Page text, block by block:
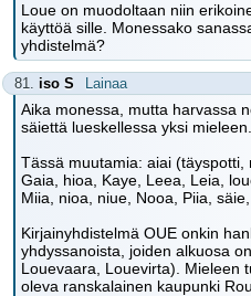
Loue on muodoltaan niin
käyttöä sille. Monessako
yhdistelmä?
81. iso S Lainaa
Aika monessa, mutta harvassa
säiettä lueskellessa yksi mieleen...
Tässä muutamia: aiai (täyspotti,
Gaia, hioa, Kaye, Leea, Leia,
Miia, nioa, niue, Nooa, Piia,
Kirjainyhdistelmä OUE onkin
yhdyssanoista, joiden alkuosa
Louevaara, Louevirta). Mieleen
oleva ranskalainen kaupunki